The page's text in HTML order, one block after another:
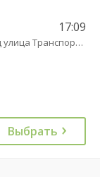
17:09
Калининград улица Транспортая
Выбрать